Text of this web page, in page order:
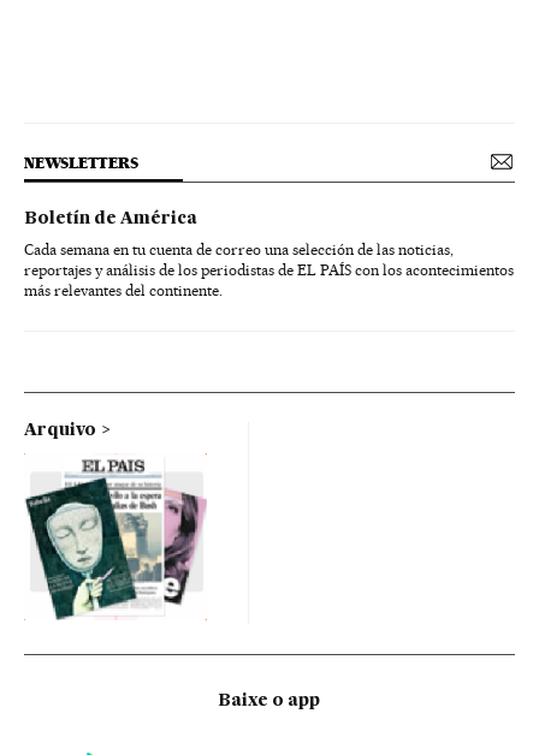
NEWSLETTERS
Boletín de América
Cada semana en tu cuenta de correo una selección de las noticias,
reportajes y análisis de los periodistas de EL PAÍS con los acontecimientos
más relevantes del continente.
Arquivo
Baixe o app